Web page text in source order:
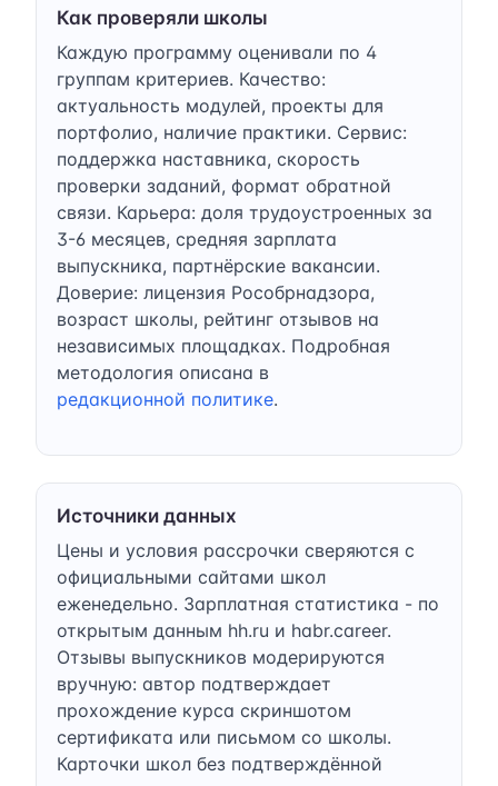
Как проверяли школы
Каждую программу оценивали по 4
группам критериев. Качество:
актуальность модулей, проекты для
портфолио, наличие практики. Сервис:
поддержка наставника, скорость
проверки заданий, формат обратной
связи. Карьера: доля трудоустроенных за
3-6 месяцев, средняя зарплата
выпускника, партнёрские вакансии.
Доверие: лицензия Рособрнадзора,
возраст школы, рейтинг отзывов на
независимых площадках. Подробная
методология описана в
редакционной политике.
Источники данных
Цены и условия рассрочки сверяются с
официальными сайтами школ
еженедельно. Зарплатная статистика - по
открытым данным hh.ru и habr.career.
Отзывы выпускников модерируются
вручную: автор подтверждает
прохождение курса скриншотом
сертификата или письмом со школы.
Карточки школ без подтверждённой